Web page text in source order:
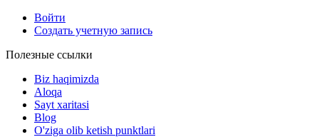
Войти
Создать учетную запись
Полезные ссылки
Biz haqimizda
Aloqa
Sayt xaritasi
Blog
O'ziga olib ketish punktlari